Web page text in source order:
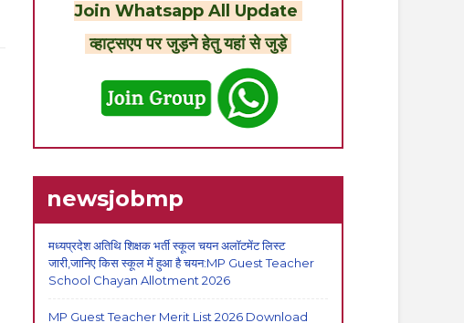
Join Whatsapp All Update
व्हाट्सएप पर जुड़ने हेतु यहां से जुड़े
newsjobmp
मध्यप्रदेश अतिथि शिक्षक भर्ती स्कूल चयन अलॉटमेंट लिस्ट
जारी,जानिए किस स्कूल में हुआ है चयन:MP Guest Teacher
School Chayan Allotment 2026
MP Guest Teacher Merit List 2026 Download